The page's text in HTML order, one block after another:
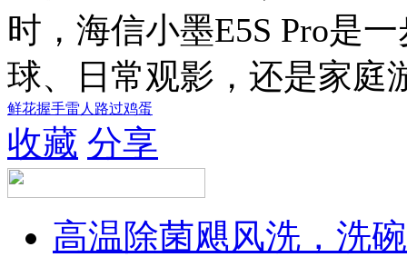
时，海信小墨E5S Pro是
球、日常观影，还是家庭
鲜花握手雷人 路过鸡蛋
收藏 分享
高温除菌飓风洗，洗